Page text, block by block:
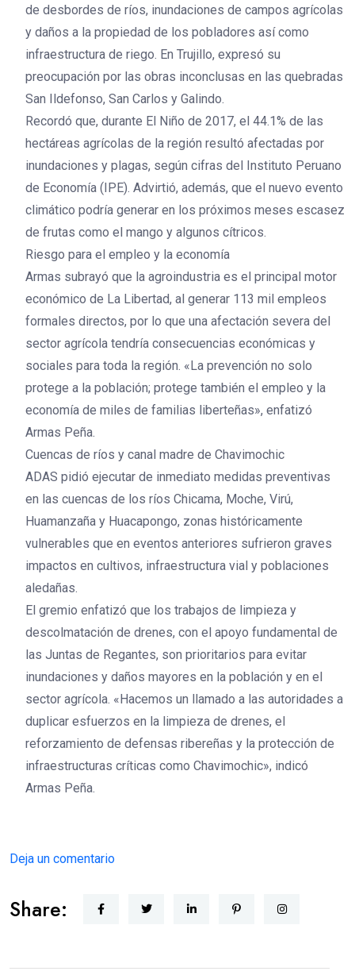
de desbordes de ríos, inundaciones de campos agrícolas
y daños a la propiedad de los pobladores así como
infraestructura de riego. En Trujillo, expresó su
preocupación por las obras inconclusas en las quebradas
San Ildefonso, San Carlos y Galindo.
Recordó que, durante El Niño de 2017, el 44.1% de las
hectáreas agrícolas de la región resultó afectadas por
inundaciones y plagas, según cifras del Instituto Peruano
de Economía (IPE). Advirtió, además, que el nuevo evento
climático podría generar en los próximos meses escasez
de frutas como el mango y algunos cítricos.
Riesgo para el empleo y la economía
Armas subrayó que la agroindustria es el principal motor
económico de La Libertad, al generar 113 mil empleos
formales directos, por lo que una afectación severa del
sector agrícola tendría consecuencias económicas y
sociales para toda la región. «La prevención no solo
protege a la población; protege también el empleo y la
economía de miles de familias liberteñas», enfatizó
Armas Peña.
Cuencas de ríos y canal madre de Chavimochic
ADAS pidió ejecutar de inmediato medidas preventivas
en las cuencas de los ríos Chicama, Moche, Virú,
Huamanzaña y Huacapongo, zonas históricamente
vulnerables que en eventos anteriores sufrieron graves
impactos en cultivos, infraestructura vial y poblaciones
aledañas.
El gremio enfatizó que los trabajos de limpieza y
descolmatación de drenes, con el apoyo fundamental de
las Juntas de Regantes, son prioritarios para evitar
inundaciones y daños mayores en la población y en el
sector agrícola. «Hacemos un llamado a las autoridades a
duplicar esfuerzos en la limpieza de drenes, el
reforzamiento de defensas ribereñas y la protección de
infraestructuras críticas como Chavimochic», indicó
Armas Peña.
Deja un comentario
Share: